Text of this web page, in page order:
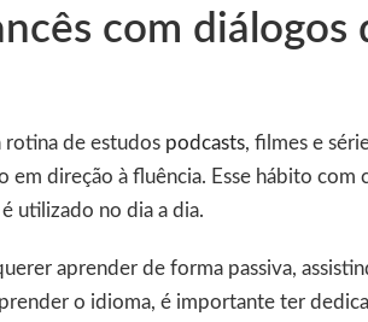
com diálogos
rotina de estudos podcasts, filmes e
em direção à fluência. Esse hábito com
utilizado no dia a dia.
aprender de forma passiva,
o idioma, é importante ter